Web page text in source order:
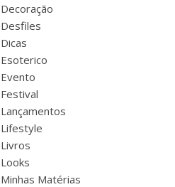
Decoração
Desfiles
Dicas
Esoterico
Evento
Festival
Lançamentos
Lifestyle
Livros
Looks
Minhas Matérias